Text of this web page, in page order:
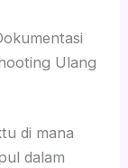
Ulang
di mana
dalam